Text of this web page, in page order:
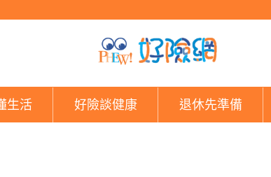
連假四天
生活 好險談健康 退休先準備